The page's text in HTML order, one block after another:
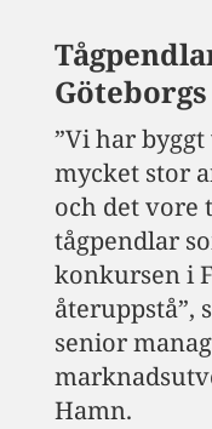
”Vi har
mycket stor
och det vore
tågpendlar
konkursen i
återuppstå”,
senior
Hamn.